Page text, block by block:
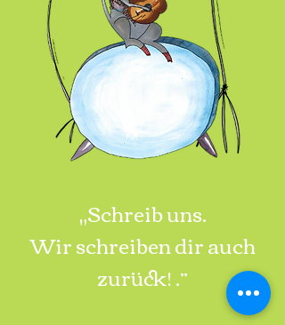
„Schreib uns.
Wir schreiben dir auch
zurück! .”